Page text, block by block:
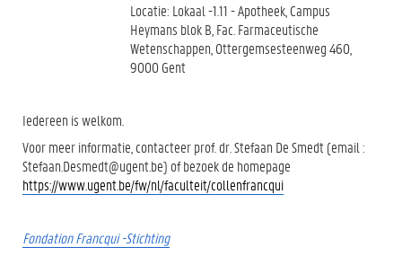
Locatie: Lokaal -1.11 - Apotheek, Campus
Heymans blok B, Fac. Farmaceutische
Wetenschappen, Ottergemsesteenweg 460,
9000 Gent
Iedereen is welkom.
Voor meer informatie, contacteer prof. dr. Stefaan De Smedt (email :
Stefaan.Desmedt@ugent.be) of bezoek de homepage
https://www.ugent.be/fw/nl/faculteit/collenfrancqui
Fondation Francqui -Stichting